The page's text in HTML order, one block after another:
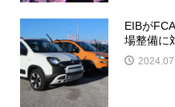
EIBが
場整備に